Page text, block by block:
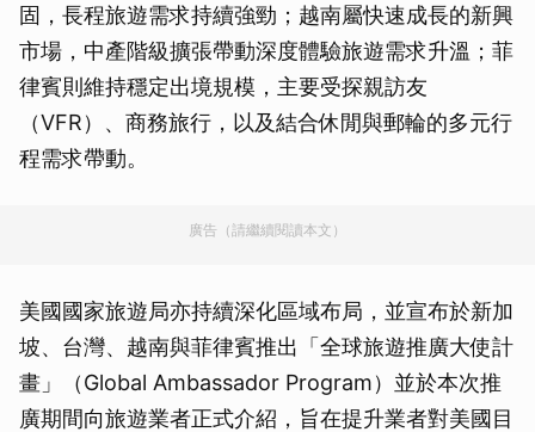
固，長程旅遊需求持續強勁；越南屬快速成長的新興
市場，中產階級擴張帶動深度體驗旅遊需求升溫；菲
律賓則維持穩定出境規模，主要受探親訪友
（VFR）、商務旅行，以及結合休閒與郵輪的多元行
程需求帶動。
廣告（請繼續閱讀本文）
美國國家旅遊局亦持續深化區域布局，並宣布於新加
坡、台灣、越南與菲律賓推出「全球旅遊推廣大使計
畫」（Global Ambassador Program）並於本次推
廣期間向旅遊業者正式介紹，旨在提升業者對美國目